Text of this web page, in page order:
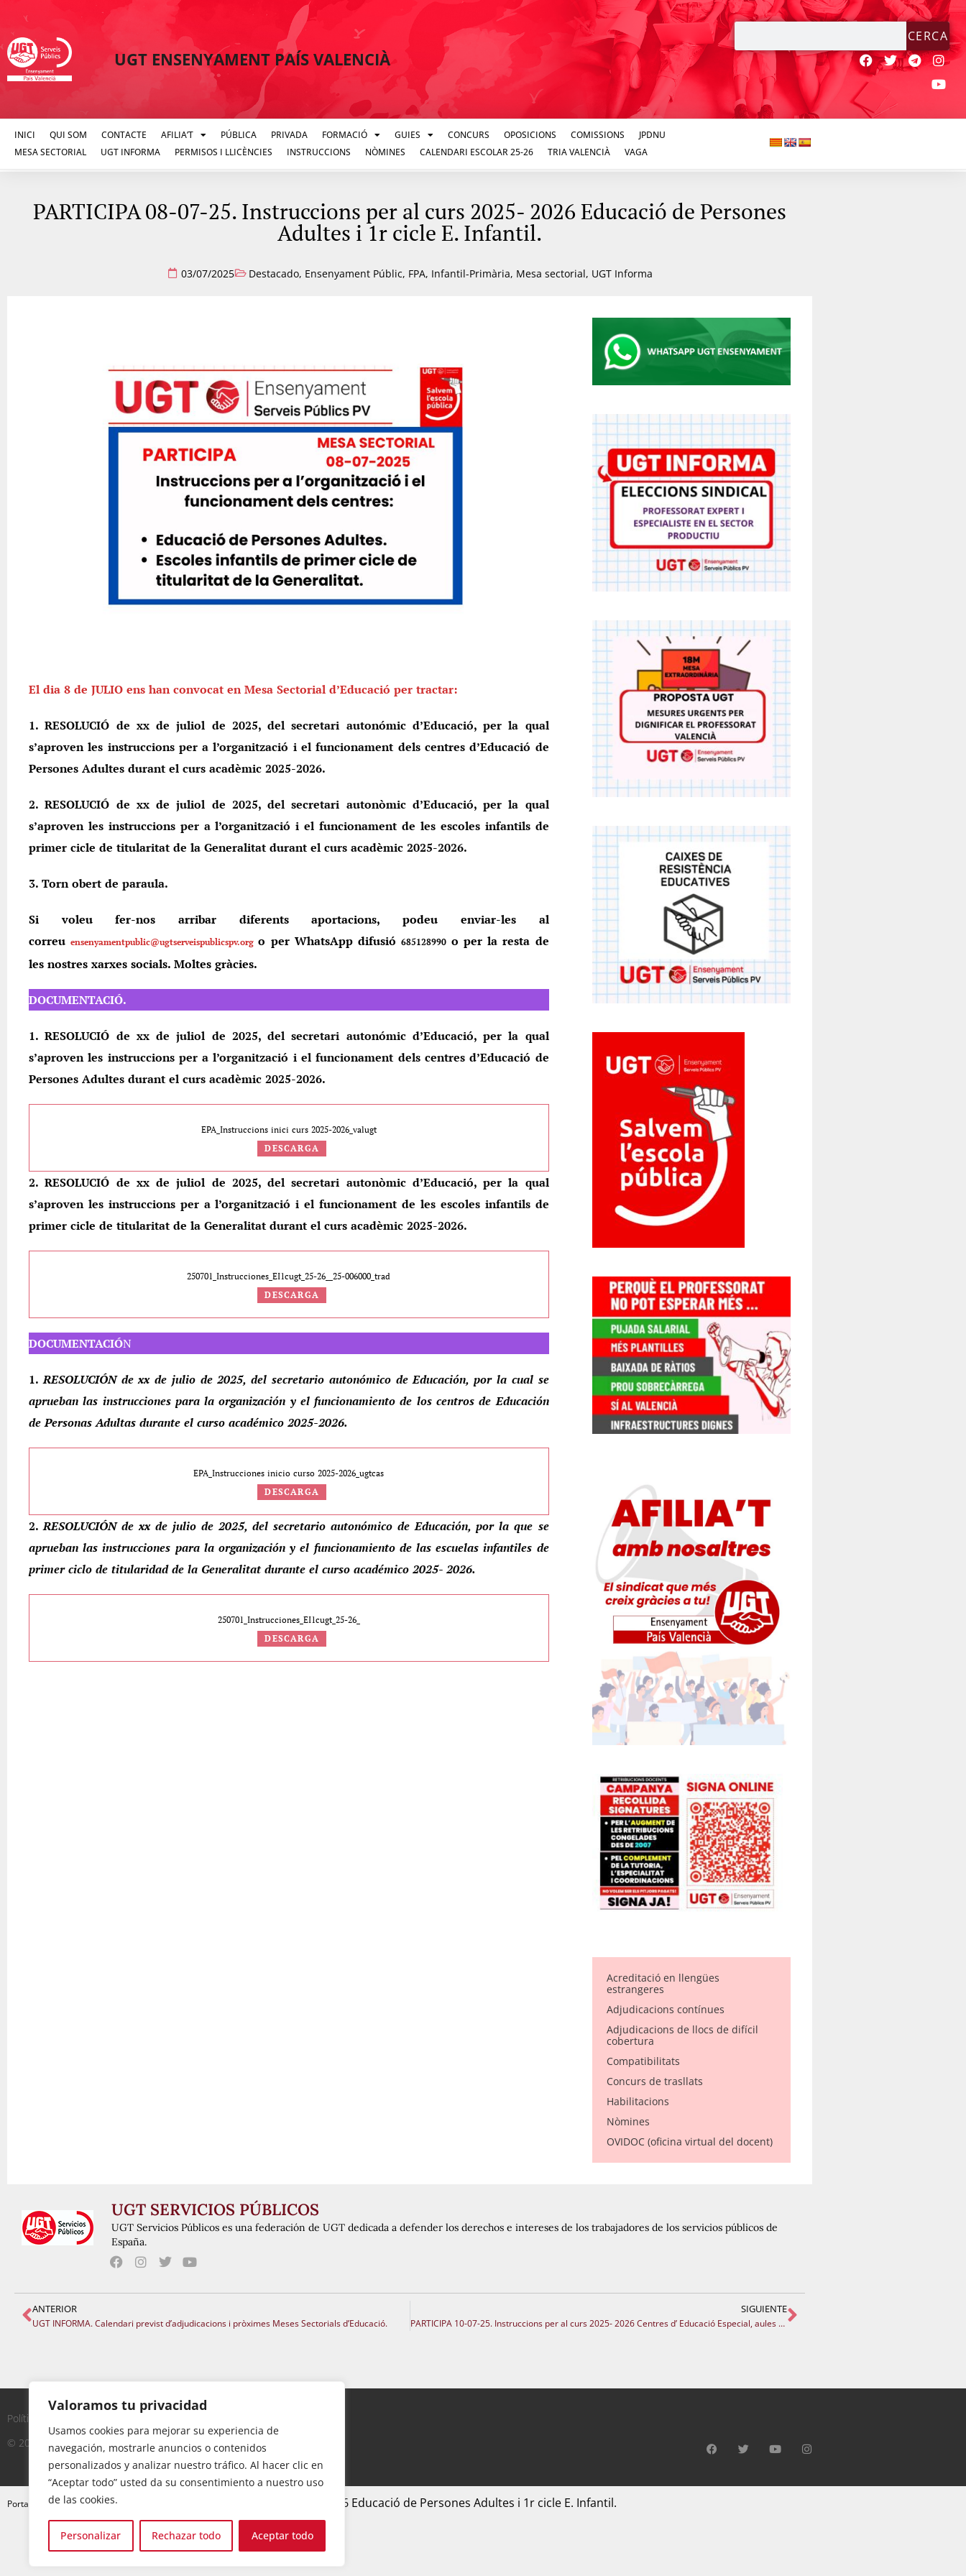
Valoramos tu privacidad
Usamos cookies para mejorar su experiencia de
navegación, mostrarle anuncios o contenidos
personalizados y analizar nuestro tráfico. Al hacer clic en
“Aceptar todo” usted da su consentimiento a nuestro uso
de las cookies.
Personalizar Rechazar todo Aceptar todo
UGT ENSENYAMENT PAÍS VALENCIÀ
CERCA
INICI QUI SOM CONTACTE AFILIA’T PÚBLICA PRIVADA FORMACIÓ GUIES CONCURS OPOSICIONS COMISSIONS
JPDNU
MESA SECTORIAL
UGT INFORMA PERMISOS I LLICÈNCIES INSTRUCCIONS NÒMINES CALENDARI ESCOLAR 25-26 TRIA VALENCIÀ VAGA
PARTICIPA 08-07-25. Instruccions per al curs 2025- 2026 Educació de Persones
Adultes i 1r cicle E. Infantil.
03/07/2025 Destacado, Ensenyament Públic, FPA, Infantil-Primària, Mesa sectorial, UGT Informa
El dia 8 de JULIO ens han convocat en Mesa Sectorial d’Educació per tractar:
1. RESOLUCIÓ de xx de juliol de 2025, del secretari autonómic d’Educació, per la qual
s’aproven les instruccions per a l’organització i el funcionament dels centres d’Educació de
Persones Adultes durant el curs acadèmic 2025-2026.
2. RESOLUCIÓ de xx de juliol de 2025, del secretari autonòmic d’Educació, per la qual
s’aproven les instruccions per a l’organització i el funcionament de les escoles infantils de
primer cicle de titularitat de la Generalitat durant el curs acadèmic 2025-2026.
3. Torn obert de paraula.
Si voleu fer-nos arribar diferents aportacions, podeu enviar-les al
correuensenyamentpublic@ugtserveispublicspv.orgo per WhatsApp difusió 685128990 o per la resta de
les nostres xarxes socials. Moltes gràcies.
DOCUMENTACIÓ.
1. RESOLUCIÓ de xx de juliol de 2025, del secretari autonómic d’Educació, per la qual
s’aproven les instruccions per a l’organització i el funcionament dels centres d’Educació de
Persones Adultes durant el curs acadèmic 2025-2026.
EPA_Instruccions inici curs 2025-2026_valugt
DESCARGA
2. RESOLUCIÓ de xx de juliol de 2025, del secretari autonòmic d’Educació, per la qual
s’aproven les instruccions per a l’organització i el funcionament de les escoles infantils de
primer cicle de titularitat de la Generalitat durant el curs acadèmic 2025-2026.
250701_Instrucciones_EI1cugt_25-26__25-006000_trad
DESCARGA
DOCUMENTACIÓN
1.RESOLUCIÓN de xx de julio de 2025, del secretario autonómico de Educación, por la cual se
aprueban las instrucciones para la organización y el funcionamiento de los centros de Educación
de Personas Adultas durante el curso académico 2025-2026.
EPA_Instrucciones inicio curso 2025-2026_ugtcas
DESCARGA
2.RESOLUCIÓN de xx de julio de 2025, del secretario autonómico de Educación, por la que se
aprueban las instrucciones para la organización y el funcionamiento de las escuelas infantiles de
primer ciclo de titularidad de la Generalitat durante el curso académico 2025- 2026.
250701_Instrucciones_EI1cugt_25-26_
DESCARGA
Acreditació en llengües
estrangeres
Adjudicacions contínues
Adjudicacions de llocs de difícil
cobertura
Compatibilitats
Concurs de trasllats
Habilitacions
Nòmines
OVIDOC (oficina virtual del docent)
UGT SERVICIOS PÚBLICOS
UGT Servicios Públicos es una federación de UGT dedicada a defender los derechos e intereses de los trabajadores de los servicios públicos de
España.
ANTERIOR
UGT INFORMA. Calendari previst d’adjudicacions i pròximes Meses Sectorials d’Educació.
SIGUIENTE
PARTICIPA 10-07-25. Instruccions per al curs 2025- 2026 Centres d’ Educació Especial, aules UECO i l’atenció educativa domiciliària i hospitalària.
Política de Privacidad
© 2023 - UGT Servicios Públicos
Portada »PARTICIPA 08-07-25. Instruccions per al curs 2025- 2026 Educació de Persones Adultes i 1r cicle E. Infantil.